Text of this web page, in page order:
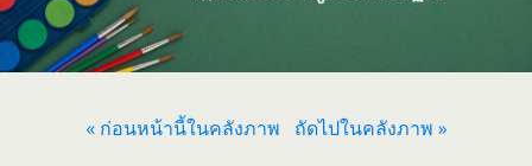
« ก่อนหน้านี้ในคลังภาพ ถัดไปในคลังภาพ »